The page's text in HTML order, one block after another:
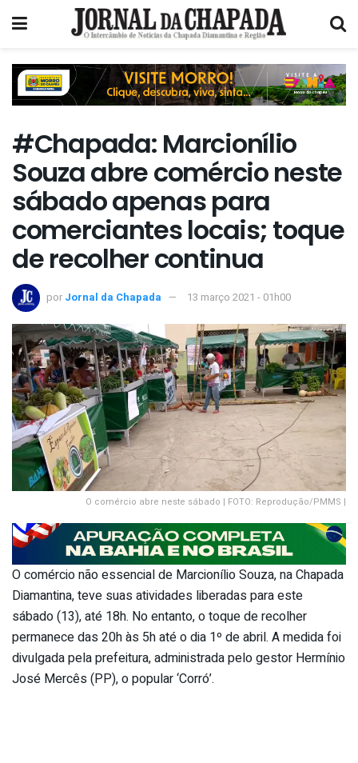
#Chapada: Marcionílio
Souza abre comércio neste
sábado apenas para
comerciantes locais; toque
de recolher continua
por Jornal da Chapada 13 março 2021 - 01h00
O comércio abre neste sábado | FOTO: Reprodução/PMMS |
O comércio não essencial de Marcionílio Souza, na Chapada
Diamantina, teve suas atividades liberadas para este
sábado (13), até 18h. No entanto, o toque de recolher
permanece das 20h às 5h até o dia 1º de abril. A medida foi
divulgada pela prefeitura, administrada pelo gestor Hermínio
José Mercês (PP), o popular ‘Corró’.